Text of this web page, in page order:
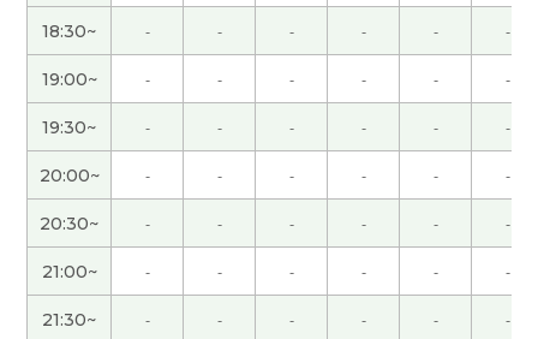
谢谢你！ 下次去中国的时候我一定试试你说的养生
水，味道不好喝也没关系，想着对身体好就行了。
到时候再见啦，我很期待。( 40代 男性 )
在中国和日本找新的房子都很辛苦呢。 从那以后找
到好房子了吗？ 我希望老师能找到一间好房子。 谢
谢老师，这节课也很开心。
( 50代 男性 )
非常感謝 我和你聊旅行真的很有趣。 下次見( 40代
男性 )
18:30~ - - - - - -
19:00~ - - - - - -
19:30~ - - - - - -
20:00~ - - - - - -
20:30~ - - - - - -
21:00~ - - - - - -
21:30~ - - - - - -